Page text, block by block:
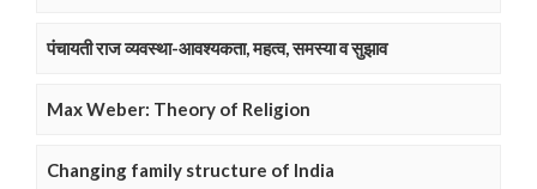
पंचायती राज व्यवस्था-आवश्यकता, महत्व, समस्या व सुझाव
Max Weber: Theory of Religion
Changing family structure of India